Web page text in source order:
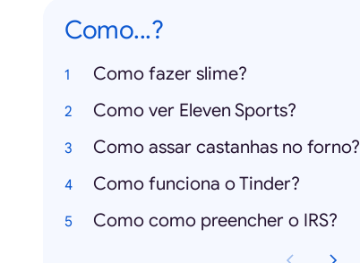
Como...?
Como fazer slime?
Como ver Eleven Sports?
Como assar castanhas no forno?
Como funciona o Tinder?
Como como preencher o IRS?